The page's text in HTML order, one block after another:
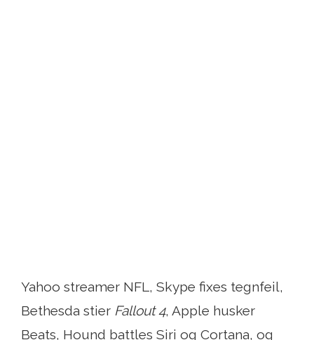
Yahoo streamer NFL, Skype fixes tegnfeil,
Bethesda stier Fallout 4, Apple husker
Beats, Hound battles Siri og Cortana, og